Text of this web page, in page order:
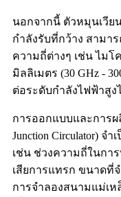
นอกจากนี้ ตัวหมุนเวีย
กำลังรับที่กว้าง สามา
ความถี่ต่างๆ เช่น ไมโ
มิลลิเมตร (30 GHz -
ต่อระดับกำลังไฟฟ้าสู
การออกแบบและการผ
Junction Circulator)
เช่น ช่วงความถี่ในก
เสียการแทรก ขนาดที่
การจำลองสนามแม่เ